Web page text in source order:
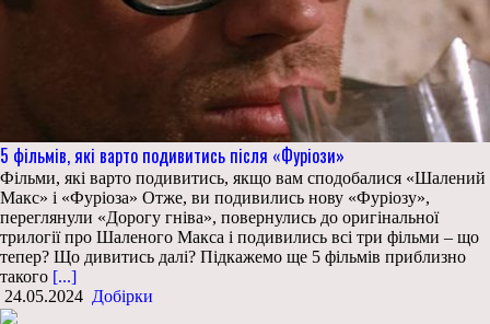
5 фільмів, які варто подивитись після «Фуріози»
Фільми, які варто подивитись, якщо вам сподобалися «Шалений
Макс» і «Фуріоза» Отже, ви подивились нову «Фуріозу»,
переглянули «Дорогу гніва», повернулись до оригінальної
трилогії про Шаленого Макса і подивились всі три фільми – що
тепер? Що дивитись далі? Підкажемо ще 5 фільмів приблизно
такого [...]
24.05.2024 Добірки